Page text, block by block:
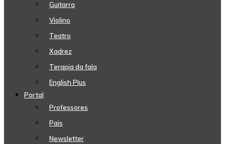
Guitarra
Violino
Teatro
Xadrez
Terapia da fala
English Plus
Portal
Professores
Pais
Newsletter